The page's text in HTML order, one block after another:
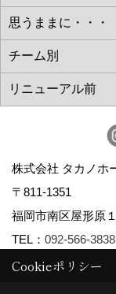
株式会社 タカノホ
〒811-1351
福岡市南区屋形原
TEL： 092-566-3838
FAX：092-566-5700
Cookieポリシー